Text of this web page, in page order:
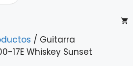
/ Guitarra
17E Whiskey Sunset